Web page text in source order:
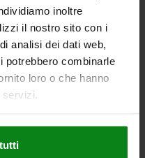
inoltre
il nostro sito con i
analisi dei dati web,
potrebbero combinarle
loro o che hanno
INOX,
GRIGIO NERASTRO